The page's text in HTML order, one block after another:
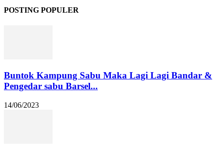
POSTING POPULER
Buntok Kampung Sabu Maka Lagi Lagi Bandar &
Pengedar sabu Barsel...
14/06/2023